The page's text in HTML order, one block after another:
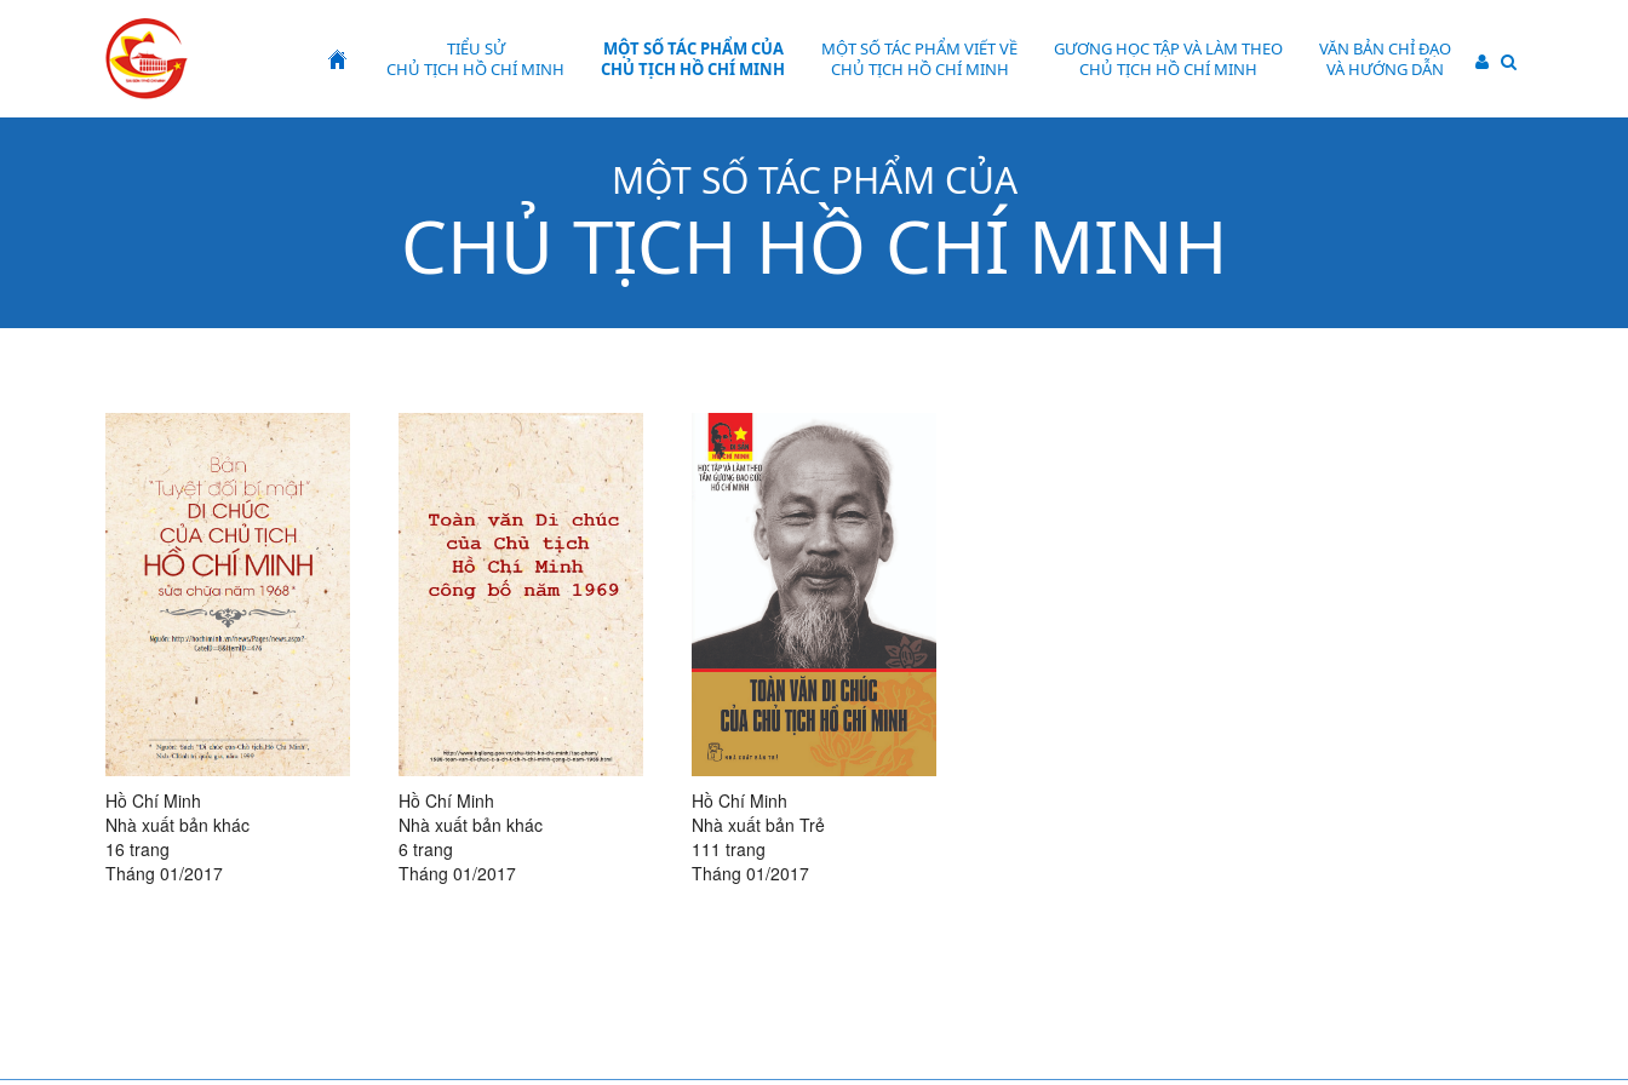
TIỂU SỬ MỘT SỐ TÁC PHẨM CỦA MỘT SỐ TÁC PHẨM VIẾT VỀ GƯƠNG HỌC TẬP VÀ LÀM THEO VĂN BẢN CHỈ ĐẠO
MỘT SỐ TÁC PHẨM CỦA
CHỦ TỊCH HỒ CHÍ MINH
Hồ Chí Minh
Nhà xuất bản khác
16 trang
Tháng 01/2017
Hồ Chí Minh
Nhà xuất bản khác
6 trang
Tháng 01/2017
Hồ Chí Minh
Nhà xuất bản Trẻ
111 trang
Tháng 01/2017